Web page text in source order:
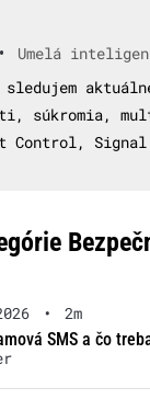
•
Umelá
súkromia,
Control,
•
2m
SMS a čo